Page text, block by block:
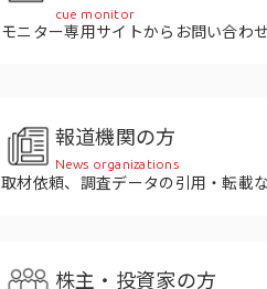
cue monitor
モニター専用サイトからお問い合わ
報道機関の方
News organizations
取材依頼、調査データの引用・転載
株主・投資家の方